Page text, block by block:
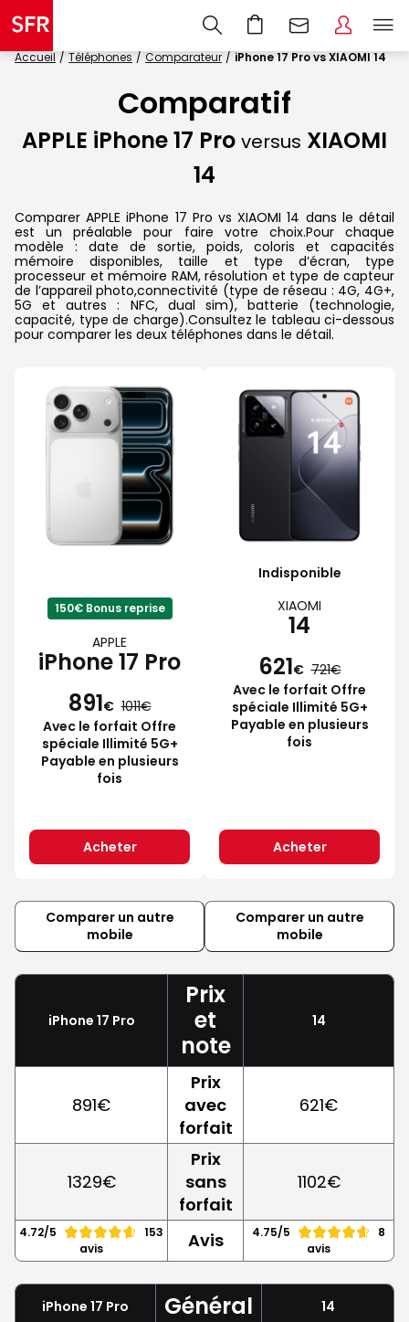
Accueil Téléphones Comparateur iPhone 17 Pro vs XIAOMI 14
Comparatif
APPLE iPhone 17 Pro versus XIAOMI
14
Comparer APPLE iPhone 17 Pro vs XIAOMI 14 dans le détail
est un préalable pour faire votre choix.Pour chaque
modèle : date de sortie, poids, coloris et capacités
mémoire disponibles, taille et type d’écran, type
processeur et mémoire RAM, résolution et type de capteur
de l’appareil photo,connectivité (type de réseau : 4G, 4G+,
5G et autres : NFC, dual sim), batterie (technologie,
capacité, type de charge).Consultez le tableau ci-dessous
pour comparer les deux téléphones dans le détail.
150€ Bonus reprise
APPLE
iPhone 17 Pro
891€ 1011
Avec le forfait Offre
spéciale Illimité 5G+
Payable en plusieurs
fois
Acheter
Indisponible
XIAOMI
14
621€ 721
Avec le forfait Offre
spéciale Illimité 5G+
Payable en plusieurs
fois
Acheter
Comparer un autre
mobile
Comparer un autre
mobile
iPhone 17 Pro
Prix
et
note
14
891€
Prix
avec
forfait
621€
1329€
Prix
sans
forfait
1102€
4.72/5
153
avis
Avis 4.75/5
8
avis
iPhone 17 Pro Général 14